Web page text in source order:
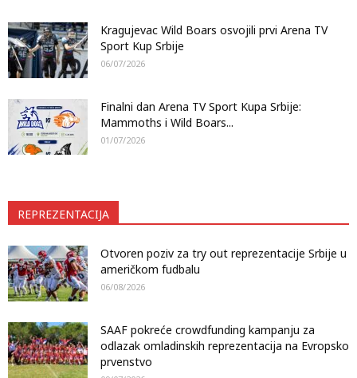
Kragujevac Wild Boars osvojili prvi Arena TV
Sport Kup Srbije
06/07/2026
Finalni dan Arena TV Sport Kupa Srbije:
Mammoths i Wild Boars...
01/07/2026
REPREZENTACIJA
Otvoren poziv za try out reprezentacije Srbije u
američkom fudbalu
06/08/2026
SAAF pokreće crowdfunding kampanju za
odlazak omladinskih reprezentacija na Evropsko
prvenstvo